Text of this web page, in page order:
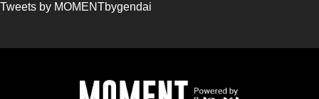
Tweets by MOMENTbygendai